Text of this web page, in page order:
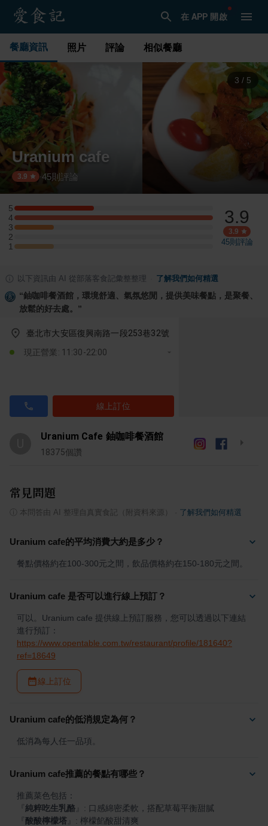
在 APP 開啟
餐廳資訊 照片 評論 相似餐廳
3 / 5
Uranium cafe
3.9 ·45則評論
5
5 星：2 則評論
4
4 星：5 則評論
3
3 星：1 則評論
2
2 星：0 則評論
1
1 星：1 則評論
3.9
3.9
45則評論
以下資訊由 AI 從部落客食記彙整整理 了解我們如何精選
“鈾咖啡餐酒館，環境舒適、氣氛悠閒，提供美味餐點，是聚餐、
放鬆的好去處。 ”
臺北市大安區復興南路一段253巷32號
現正營業: 11:30-22:00
線上訂位
Uranium Cafe 鈾咖啡餐酒館
18375個讚
常見問題
本問答由 AI 整理自真實食記（附資料來源） 了解我們如何精選
Uranium cafe的平均消費大約是多少？
餐點價格約在100-300元之間，飲品價格約在150-180元之間。
Uranium cafe 是否可以進行線上預訂？
可以。Uranium cafe 提供線上預訂服務，您可以透過以下連結
進行預訂：
https://www.opentable.com.tw/restaurant/profile/181640?
ref=18649
線上訂位
Uranium cafe的低消規定為何？
低消為每人任一品項。
Uranium cafe推薦的餐點有哪些？
純粹吃生乳酪
酸酸檸檬塔